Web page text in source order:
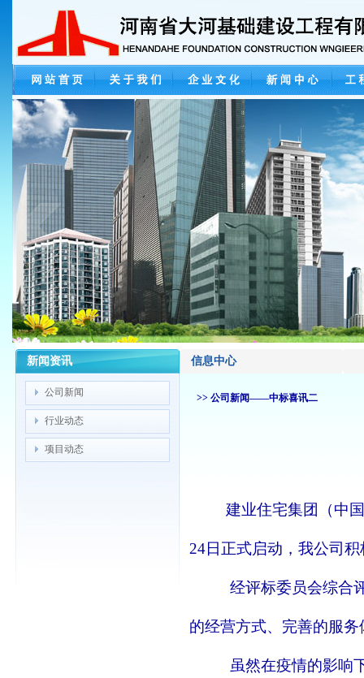
新闻资讯
公司新闻
行业动态
项目动态
信息中心
>> 公司新闻——中标喜讯二
建业住宅集团（中
24日正式启动，我公司
经评标委员会综合评
的经营方式、完善的服
虽然在疫情的影响下